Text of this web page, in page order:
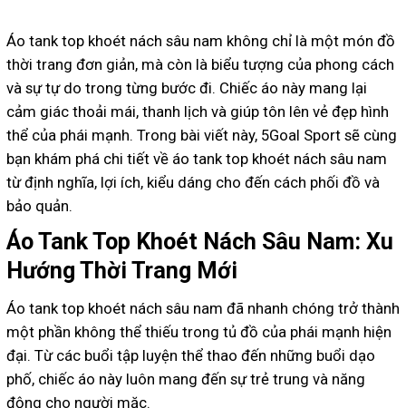
Áo tank top khoét nách sâu nam không chỉ là một món đồ
thời trang đơn giản, mà còn là biểu tượng của phong cách
và sự tự do trong từng bước đi. Chiếc áo này mang lại
cảm giác thoải mái, thanh lịch và giúp tôn lên vẻ đẹp hình
thể của phái mạnh. Trong bài viết này, 5Goal Sport sẽ cùng
bạn khám phá chi tiết về áo tank top khoét nách sâu nam
từ định nghĩa, lợi ích, kiểu dáng cho đến cách phối đồ và
bảo quản.
Áo Tank Top Khoét Nách Sâu Nam: Xu
Hướng Thời Trang Mới
Áo tank top khoét nách sâu nam đã nhanh chóng trở thành
một phần không thể thiếu trong tủ đồ của phái mạnh hiện
đại. Từ các buổi tập luyện thể thao đến những buổi dạo
phố, chiếc áo này luôn mang đến sự trẻ trung và năng
động cho người mặc.